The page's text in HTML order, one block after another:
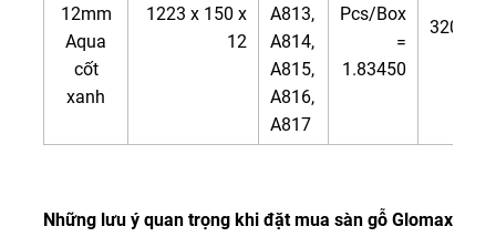
12mm
Aqua
cốt
xanh
1223 x 150 x
12
A813,
A814,
A815,
A816,
A817
Pcs/Box
=
1.83450
320.000
Những lưu ý quan trọng khi đặt mua sàn gỗ Glomax